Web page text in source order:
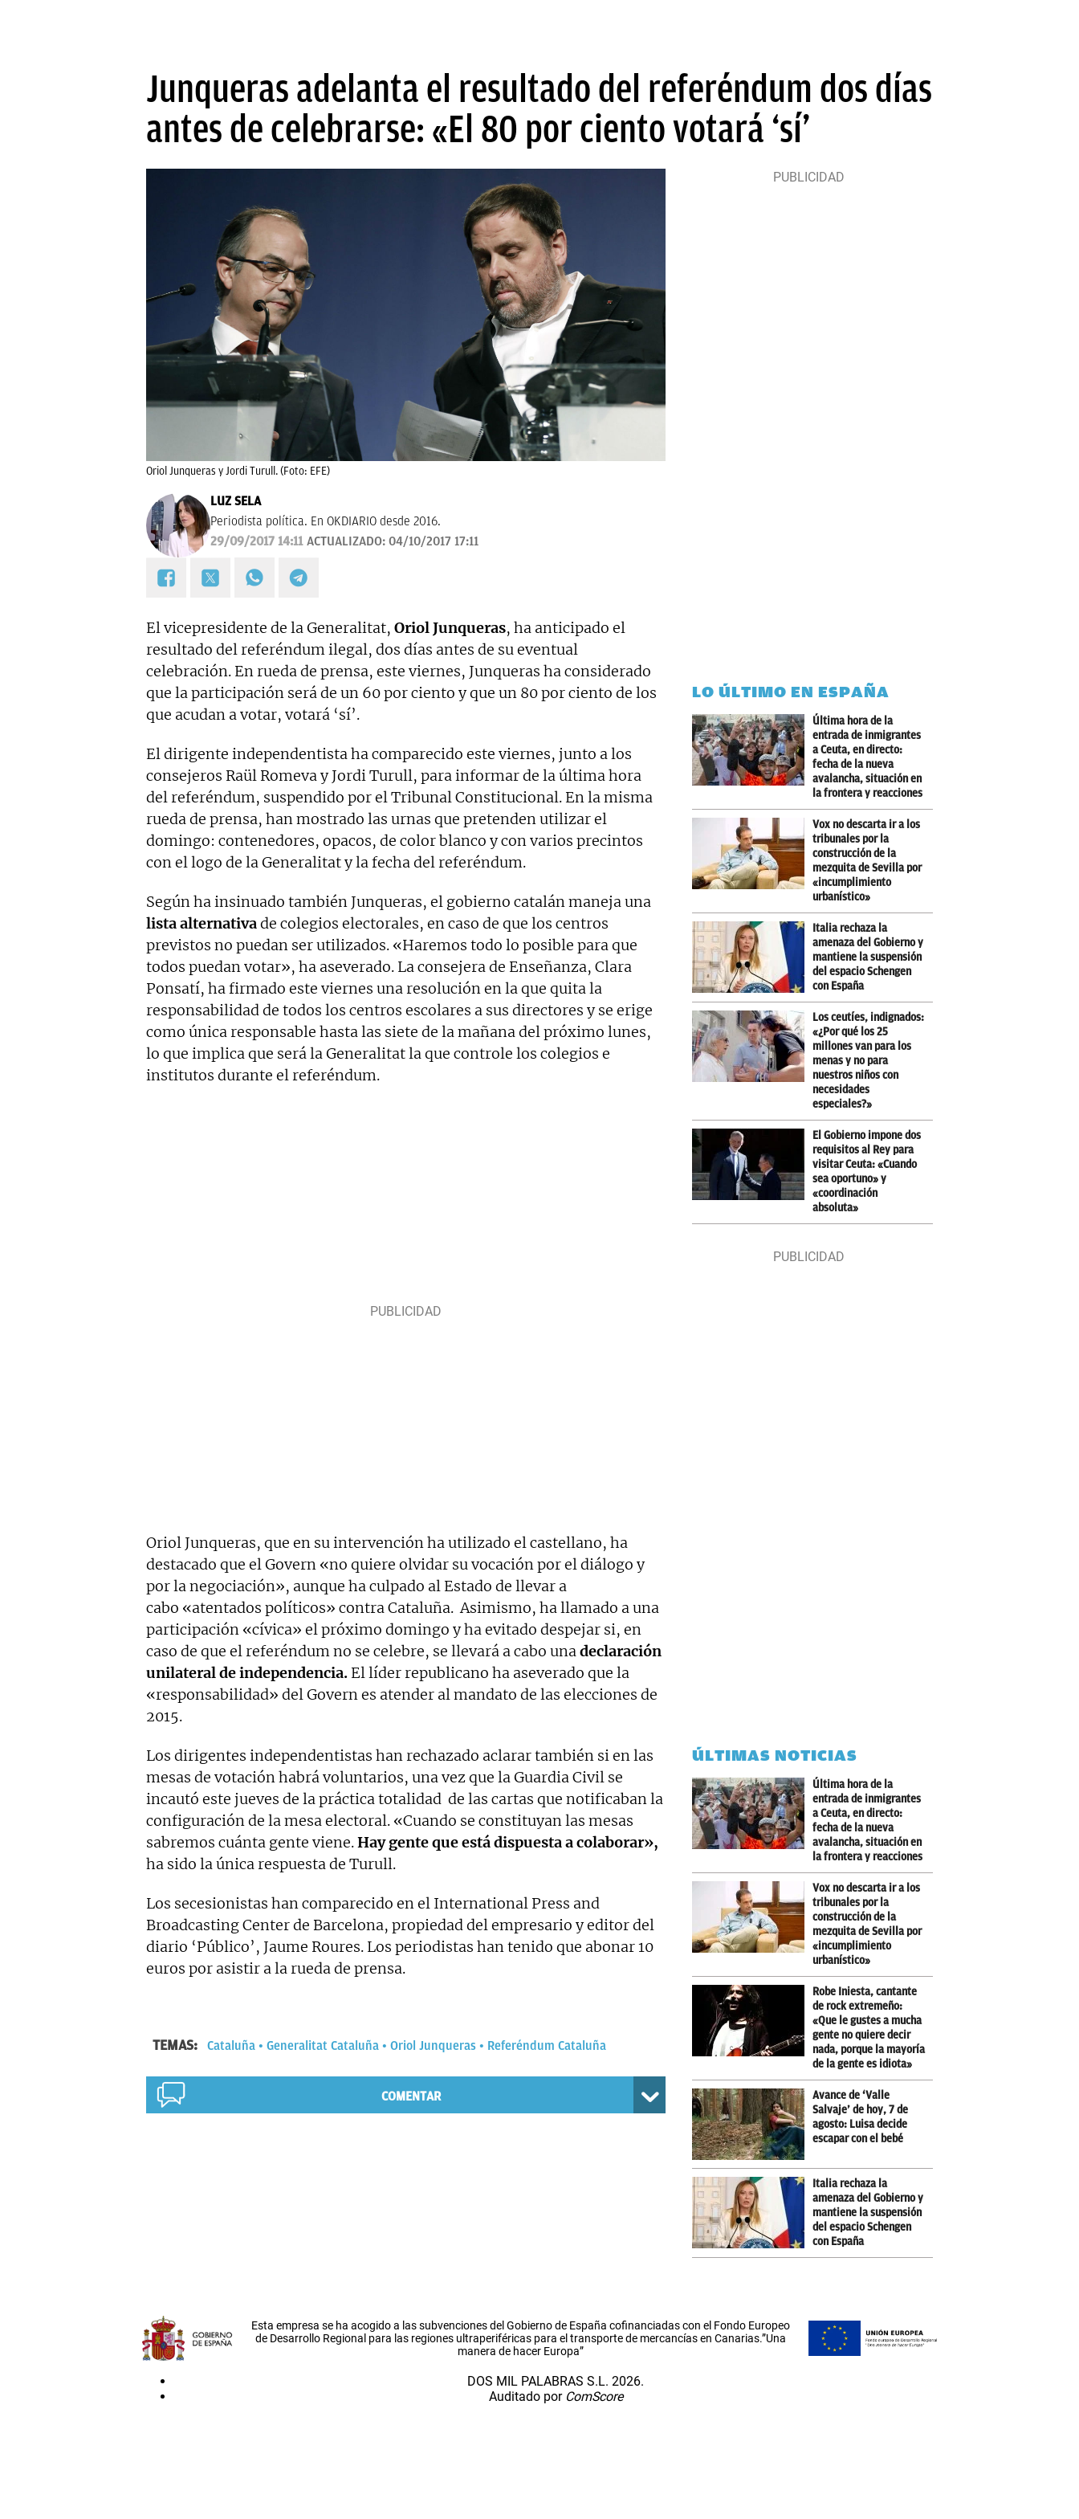
Junqueras adelanta el resultado del referéndum dos días
antes de celebrarse: «El 80 por ciento votará ‘sí’
Oriol Junqueras y Jordi Turull. (Foto: EFE)
LUZ SELA
Periodista política. En OKDIARIO desde 2016.
29/09/2017 14:11 ACTUALIZADO: 04/10/2017 17:11
El vicepresidente de la Generalitat, Oriol Junqueras, ha anticipado el
resultado del referéndum ilegal, dos días antes de su eventual
celebración. En rueda de prensa, este viernes, Junqueras ha considerado
que la participación será de un 60 por ciento y que un 80 por ciento de los
que acudan a votar, votará ‘sí’.
El dirigente independentista ha comparecido este viernes, junto a los
consejeros Raül Romeva y Jordi Turull, para informar de la última hora
del referéndum, suspendido por el Tribunal Constitucional. En la misma
rueda de prensa, han mostrado las urnas que pretenden utilizar el
domingo: contenedores, opacos, de color blanco y con varios precintos
con el logo de la Generalitat y la fecha del referéndum.
Según ha insinuado también Junqueras, el gobierno catalán maneja una
lista alternativade colegios electorales, en caso de que los centros
previstos no puedan ser utilizados. «Haremos todo lo posible para que
todos puedan votar», ha aseverado. La consejera de Enseñanza, Clara
Ponsatí, ha firmado este viernes una resolución en la que quita la
responsabilidad de todos los centros escolares a sus directores y se erige
como única responsable hasta las siete de la mañana del próximo lunes,
lo que implica que será la Generalitat la que controle los colegios e
institutos durante el referéndum.
Oriol Junqueras, que en su intervención ha utilizado el castellano, ha
destacado que el Govern «no quiere olvidar su vocación por el diálogo y
por la negociación», aunque ha culpado al Estado de llevar a
cabo «atentados políticos» contra Cataluña. Asimismo, ha llamado a una
participación «cívica» el próximo domingo y ha evitado despejar si, en
caso de que el referéndum no se celebre, se llevará a cabo unadeclaración
unilateral de independencia. El líder republicano ha aseverado que la
«responsabilidad» del Govern es atender al mandato de las elecciones de
2015.
Los dirigentes independentistas han rechazado aclarar también si en las
mesas de votación habrá voluntarios, una vez que la Guardia Civil se
incautó este jueves de la práctica totalidad de las cartas que notificaban la
configuración de la mesa electoral. «Cuando se constituyan las mesas
sabremos cuánta gente viene.Hay gente que está dispuesta a colaborar»,
ha sido la única respuesta de Turull.
Los secesionistas han comparecido en el International Press and
Broadcasting Center de Barcelona, propiedad del empresario y editor del
diario ‘Público’, Jaume Roures. Los periodistas han tenido que abonar 10
euros por asistir a la rueda de prensa.
TEMAS: Cataluña Generalitat Cataluña Oriol Junqueras Referéndum Cataluña
COMENTAR
LO ÚLTIMO EN ESPAÑA
Última hora de la
entrada de inmigrantes
a Ceuta, en directo:
fecha de la nueva
avalancha, situación en
la frontera y reacciones
Vox no descarta ir a los
tribunales por la
construcción de la
mezquita de Sevilla por
«incumplimiento
urbanístico»
Italia rechaza la
amenaza del Gobierno y
mantiene la suspensión
del espacio Schengen
con España
Los ceutíes, indignados:
«¿Por qué los 25
millones van para los
menas y no para
nuestros niños con
necesidades
especiales?»
El Gobierno impone dos
requisitos al Rey para
visitar Ceuta: «Cuando
sea oportuno» y
«coordinación
absoluta»
ÚLTIMAS NOTICIAS
Última hora de la
entrada de inmigrantes
a Ceuta, en directo:
fecha de la nueva
avalancha, situación en
la frontera y reacciones
Vox no descarta ir a los
tribunales por la
construcción de la
mezquita de Sevilla por
«incumplimiento
urbanístico»
Robe Iniesta, cantante
de rock extremeño:
«Que le gustes a mucha
gente no quiere decir
nada, porque la mayoría
de la gente es idiota»
Avance de ‘Valle
Salvaje’ de hoy, 7 de
agosto: Luisa decide
escapar con el bebé
Italia rechaza la
amenaza del Gobierno y
mantiene la suspensión
del espacio Schengen
con España
Esta empresa se ha acogido a las subvenciones del Gobierno de España cofinanciadas con el Fondo Europeo
de Desarrollo Regional para las regiones ultraperiféricas para el transporte de mercancías en Canarias.”Una
manera de hacer Europa”
DOS MIL PALABRAS S.L. 2026.
Auditado por ComScore